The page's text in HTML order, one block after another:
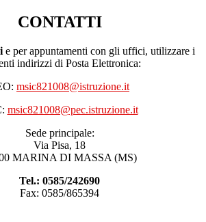
CONTATTI
e per appuntamenti con gli uffici, utilizzare i
indirizzi di Posta Elettronica:
msic821008@istruzione.it
msic821008@pec.istruzione.it
Sede principale:
Via Pisa, 18
MARINA DI MASSA (MS)
Tel.: 0585/242690
Fax: 0585/865394